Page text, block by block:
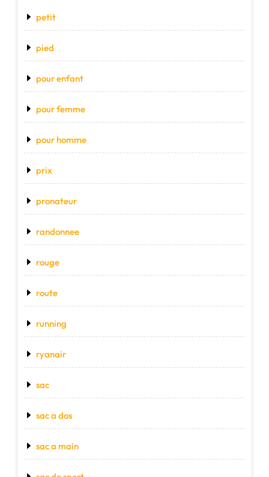
petit
pied
pour enfant
pour femme
pour homme
prix
pronateur
randonnee
rouge
route
running
ryanair
sac
sac a dos
sac a main